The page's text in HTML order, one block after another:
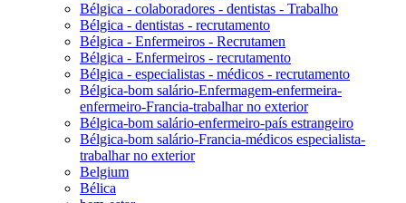
Bélgica - colaboradores - dentistas - Trabalho
Bélgica - dentistas - recrutamento
Bélgica - Enfermeiros - Recrutamen
Bélgica - Enfermeiros - recrutamento
Bélgica - especialistas - médicos - recrutamento
Bélgica-bom salário-Enfermagem-enfermeira-
enfermeiro-Francia-trabalhar no exterior
Bélgica-bom salário-enfermeiro-país estrangeiro
Bélgica-bom salário-Francia-médicos especialista-
trabalhar no exterior
Belgium
Bélica